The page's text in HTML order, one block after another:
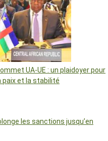
UA-UE : un plaidoyer pour
paix et la stabilité
les sanctions jusqu’en